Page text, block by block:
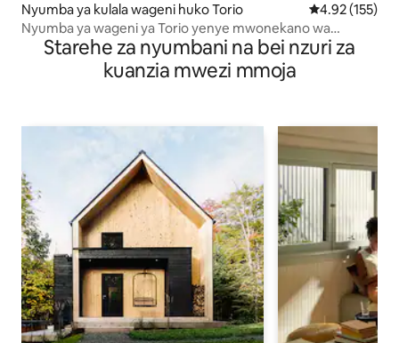
Nyumba ya kulala wageni huko Torio Ukadiriaji wa
4.92 (155)
Nyumba ya wageni ya Torio yenye mwonekano wa
mandhari; Kokomo
Starehe za nyumbani na bei nzuri za
kuanzia mwezi mmoja